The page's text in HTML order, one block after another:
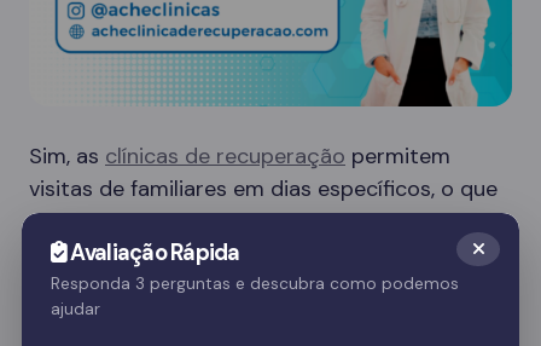
Sim, as clínicas de recuperação permitem
visitas de familiares em dias específicos, o que
é crucial para o apoio emocional do paciente.
Essas visitas ajudam no processo de
recuperação e fortalecem o vínculo familiar.
Avaliação Rápida
Responda 3 perguntas e descubra como podemos
ajudar